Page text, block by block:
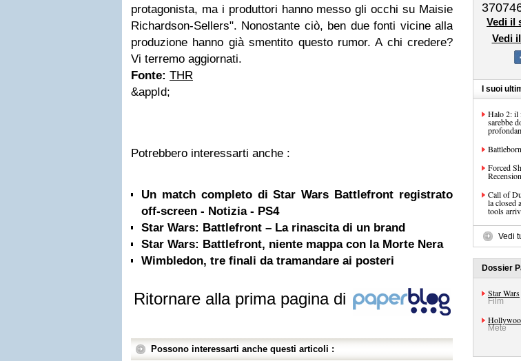
protagonista, ma i produttori hanno messo gli occhi su Maisie
Richardson-Sellers". Nonostante ciò, ben due fonti vicine alla
produzione hanno già smentito questo rumor. A chi credere?
Vi terremo aggiornati.
Fonte: THR
&appId;
Potrebbero interessarti anche :
Un match completo di Star Wars Battlefront registrato
off-screen - Notizia - PS4
Star Wars: Battlefront – La rinascita di un brand
Star Wars: Battlefront, niente mappa con la Morte Nera
Wimbledon, tre finali da tramandare ai posteri
Ritornare alla prima pagina di
Possono interessarti anche questi articoli :
Vedi il
Vedi
I suoi
Halo 2: il
sarebbe
Forced
Call of
la closed
tools
Vedi
Dossier
Star Wars
Film
Mete